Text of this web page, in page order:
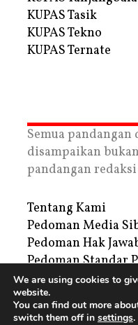
KUPAS Tasik
KUPAS Tekno
KUPAS Ternate
Semua
disampaikan
pandangan
Tentang Kami
Pedoman Media
Pedoman Hak
Pedoman Standar
Privacy Policy
Periklanan
We are using cookies to
website.
You can find out more
switch them off in settings.